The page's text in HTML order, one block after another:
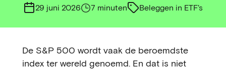
29 juni 2026 7 minuten Beleggen in ETF's
De S&P 500 wordt vaak de beroemdste
index ter wereld genoemd. En dat is niet